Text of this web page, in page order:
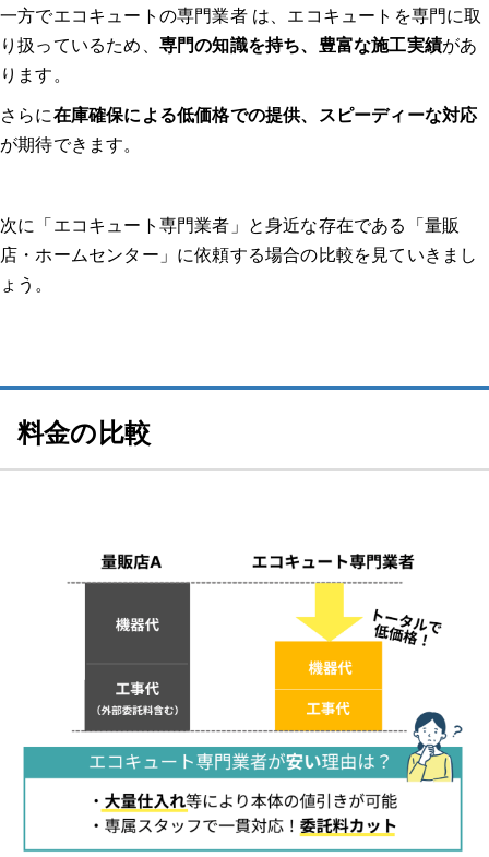
正直屋 新潟県
給湯器・エコキュートの補助金は、「知らないと損！」
エコキュートの修理費用と交換費用の相場
エコキュートの交換費用の相場
エコキュートに交換するとどのくらいお得になる？？
夜間電力の活用でさらにお得
おすすめメーカーは？エコキュートのメーカー特徴
三菱電機
一方でエコキュートの専門業者 は、エコキュートを専門に取
り扱っているため、 専門の知識を持ち、豊富な施工実績があ
ります。
さらに在庫確保による低価格での提供、スピーディーな対応
が期待できます。
次に「エコキュート専門業者」と身近な存在である「量販
店・ホームセンター」に依頼する場合の比較を見ていきまし
ょう。
料金の比較